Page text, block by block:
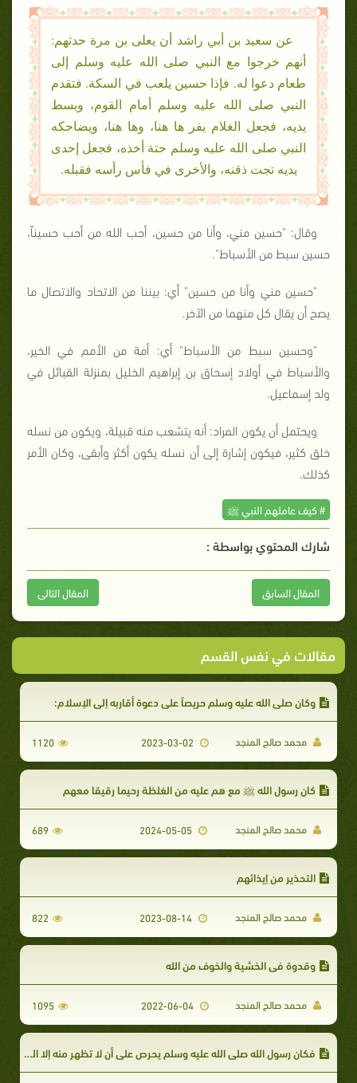
عن سعيد بن أبي راشد أن يعلى بن مرة حدثهم:
أنهم خرجوا مع النبي صلى الله عليه وسلم إلى
طعام دعوا له. فإذا حسين يلعب في السكة. فتقدم
النبي صلى الله عليه وسلم أمام القوم، وبسط
يديه، فجعل الغلام يفر ها هنا، وها هنا، ويضاحكه
النبي صلى الله عليه وسلم حتة أخذه، فجعل إحدى
يديه تجت ذقنه، والأخرى في فأس رأسه فقبله.
وقال: "حسين مني، وأنا من حسين، أحب الله من أحب حسيناً،
حسين سبط من الأسباط".
"حسين مني وأنا من حسين" أي: بيننا من الاتحاد والاتصال ما
يصح أن يقال كل منهما من الآخر.
"وحسين سبط من الأسباط" أي: أمة من الأمم في الخير،
والأسباط في أولاد إسحاق بن إبراهيم الخليل بمنزلة القبائل في
ولد إسماعيل.
ويحتمل أن يكون المراد: أنه يتشعب منه قبيلة، ويكون من نسله
خلق كثير، فيكون إشارة إلى أن نسله يكون أكثر وأبقى، وكان الأمر
كذلك.
# كيف عاملهم النبي ﷺ
شارك المحتوي بواسطة :
المقال السابق المقال التالى
مقالات في نفس القسم
وكان صلى الله عليه وسلم حريصاً على دعوة أقاربه إلى الإسلام:
محمد صالح المنجد 1120
كان رسول الله ﷺ مع هم عليه من الغلظة رحيما رقيقا معهم
محمد صالح المنجد 2024-05-05
689
التحذير من إيذائهم
محمد صالح المنجد 2023-08-14
822
وقدوة في الخشية والخوف من الله
محمد صالح المنجد 2022-06-04
1095
فكان رسول الله صلى الله عليه وسلم يحرص على أن لا تظهر منه إلا الريح الطيبة: